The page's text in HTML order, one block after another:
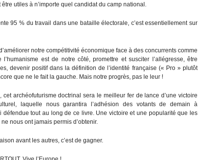
utiles à n’importe quel candidat du camp national.
95 % du travail dans une bataille électorale, c’est essentiellement sur
notre compétitivité économique face à des concurrents comme
est de notre côté, promettre et susciter l’allégresse, être
devenir positif dans la définition de l’identité française (« Pro » plutôt
que ne le fait la gauche. Mais notre progrès, pas le leur !
cet archéofuturisme doctrinal sera le meilleur fer de lance d’une victoire
laquelle nous garantira l’adhésion des votants de demain à
défendue tout au long de ce livre. Une victoire et une popularité que les
nous ont jamais permis d’obtenir.
avant les autres, c’est de gagner.